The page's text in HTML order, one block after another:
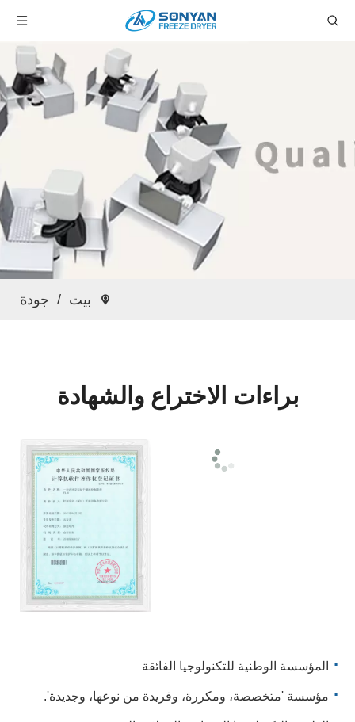
بيت / جودة
براءات الاختراع والشهادة
· المؤسسة الوطنية للتكنولوجيا الفائقة
· مؤسسة 'متخصصة، ومكررة، وفريدة من نوعها، وجديدة'.